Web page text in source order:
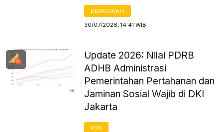
DEMOGRAFI
30/07/2026, 14:41 WIB
Update 2026: Nilai PDRB
ADHB Administrasi
Pemerintahan Pertahanan dan
Jaminan Sosial Wajib di DKI
Jakarta
PDB